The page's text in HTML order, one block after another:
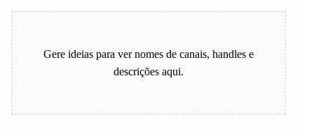
Gere ideias para ver nomes de canais, handles e
descrições aqui.